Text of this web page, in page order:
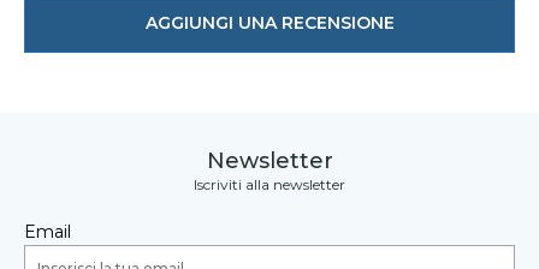
AGGIUNGI UNA RECENSIONE
Newsletter
Iscriviti alla newsletter
Email